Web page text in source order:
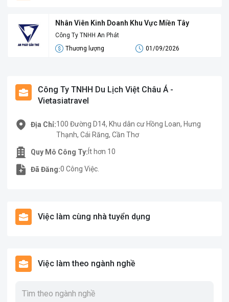
Nhân Viên Kinh Doanh Khu Vực Miền Tây
Công Ty TNHH An Phát
Thương lượng
01/09/2026
Công Ty TNHH Du Lịch Việt Châu Á -
Vietasiatravel
Địa Chỉ:100 Đường D14, Khu dân cư Hồng Loan, Hưng
Thạnh, Cái Răng, Cần Thơ
Quy Mô Công Ty: Ít hơn 10
Đã Đăng:0 Công Việc.
Việc làm cùng nhà tuyển dụng
Việc làm theo ngành nghề